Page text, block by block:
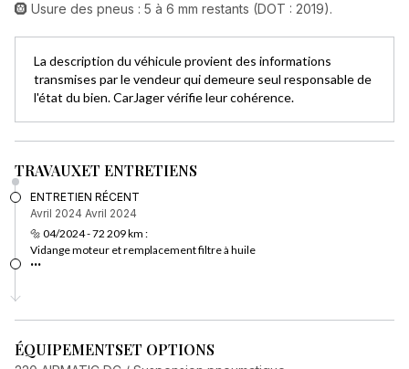
🛞 Usure des pneus : 5 à 6 mm restants (DOT : 2019).
La description du véhicule provient des informations
transmises par le vendeur qui demeure seul responsable de
l'état du bien. CarJager vérifie leur cohérence.
TRAVAUXET ENTRETIENS
ENTRETIEN RÉCENT
Avril 2024 Avril 2024
🔩 04/2024 - 72 209 km :
Vidange moteur et remplacement filtre à huile
...
ÉQUIPEMENTSET OPTIONS